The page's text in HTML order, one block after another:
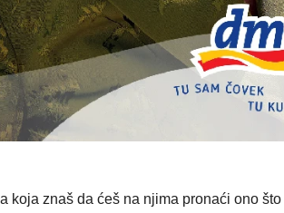
koja znaš da ćeš na njima pronaći ono što